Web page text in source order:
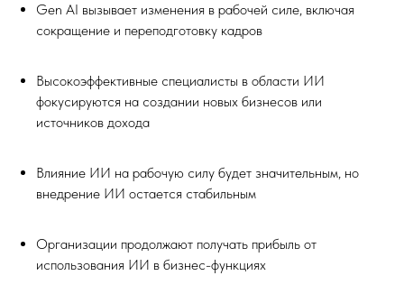
Gen AI вызывает изменения в рабочей силе, включая
сокращение и переподготовку кадров
Высокоэффективные специалисты в области ИИ
фокусируются на создании новых бизнесов или
источников дохода
Влияние ИИ на рабочую силу будет значительным, но
внедрение ИИ остается стабильным
Организации продолжают получать прибыль от
использования ИИ в бизнес-функциях